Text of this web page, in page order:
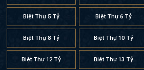
Biệt Thự 5 Tỷ Biệt Thự 6 Tỷ
Biệt Thự 8 Tỷ Biệt Thự 10 Tỷ
Biệt Thự 12 Tỷ Biệt Thự 13 Tỷ